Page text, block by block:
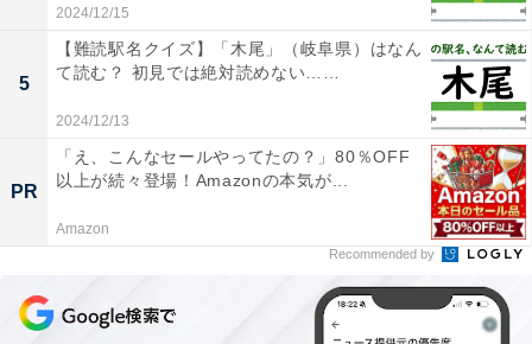
2024/12/15
5
【難読駅名クイズ】「木尾」（岐阜県）はなん
て読む？ 初見では絶対読めない……
2024/12/13
PR
「え、こんなセールやってたの？」80％OFF
以上が続々登場！Amazonの本気が...
Amazon
Recommended by